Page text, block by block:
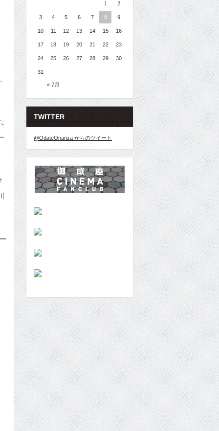
« 7月
1 2
3 4 5 6 7 8 9
10 11 12 13 14 15 16
17 18 19 20 21 22 23
24 25 26 27 28 29 30
31
TWITTER
@OdateOnariza からのツイート